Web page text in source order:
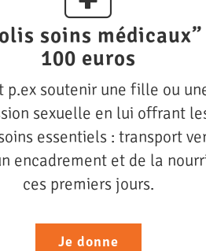
soins médicaux”
100 euros
p.ex soutenir une fille ou
sexuelle en lui offrant
essentiels : transport
encadrement et de la
ces premiers jours.
Je donne